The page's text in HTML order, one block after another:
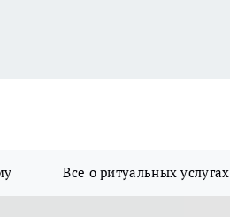
Все о ритуальных услугах